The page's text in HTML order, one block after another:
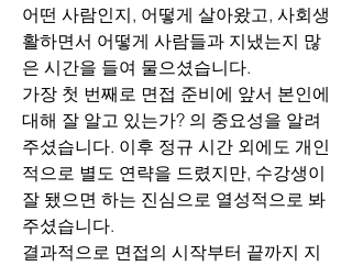
어떤 사람인지, 어떻게 살아왔고, 사회생
활하면서 어떻게 사람들과 지냈는지 많
은 시간을 들여 물으셨습니다.
가장 첫 번째로 면접 준비에 앞서 본인에
대해 잘 알고 있는가? 의 중요성을 알려
주셨습니다. 이후 정규 시간 외에도 개인
적으로 별도 연략을 드렸지만, 수강생이
잘 됐으면 하는 진심으로 열성적으로 봐
주셨습니다.
결과적으로 면접의 시작부터 끝까지 지